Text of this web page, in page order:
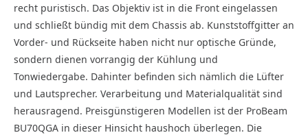
recht puristisch. Das Objektiv ist in die Front eingelassen
und schließt bündig mit dem Chassis ab. Kunststoffgitter an
Vorder- und Rückseite haben nicht nur optische Gründe,
sondern dienen vorrangig der Kühlung und
Tonwiedergabe. Dahinter befinden sich nämlich die Lüfter
und Lautsprecher. Verarbeitung und Materialqualität sind
herausragend. Preisgünstigeren Modellen ist der ProBeam
BU70QGA in dieser Hinsicht haushoch überlegen. Die